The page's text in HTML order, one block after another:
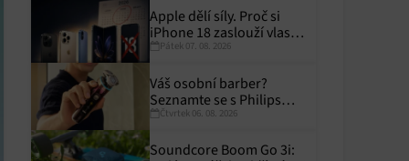
Apple dělí síly. Proč si
iPhone 18 zaslouží vlastní
termín?
Pátek 07. 08. 2026
Váš osobní barber?
Seznamte se s Philips
i9000 Prestige Ultra
Čtvrtek 06. 08. 2026
Soundcore Boom Go 3i: